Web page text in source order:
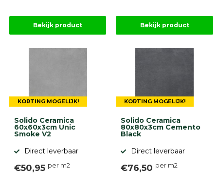
(informatie)
ervaringen
Bekijk product Bekijk product
KORTING MOGELIJK!
Solido Ceramica
60x60x3cm Unic
Smoke V2
Direct leverbaar
€50,95 per m2
KORTING MOGELIJK!
Solido Ceramica
80x80x3cm Cemento
Black
Direct leverbaar
€76,50 per m2